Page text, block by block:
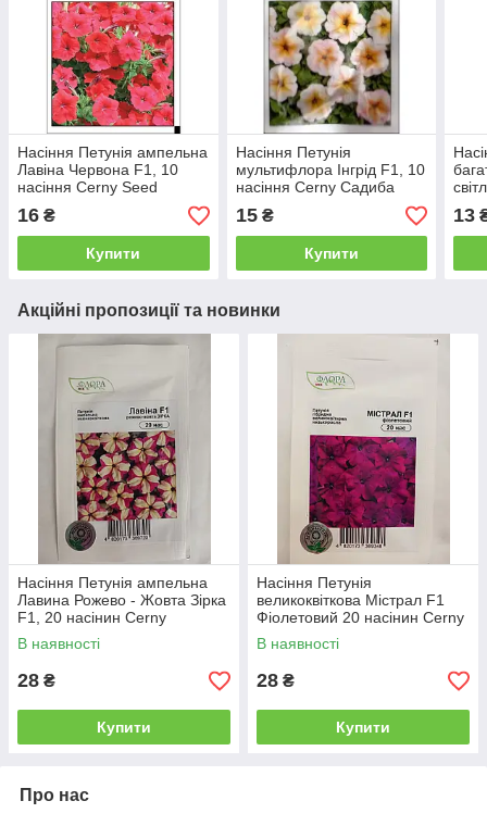
Насіння Петунія ампельна
Лавіна Червона F1, 10
насіння Cerny Seed
Садиба Центр
16 ₴
Купити
Насіння Петунія
мультифлора Інгрід F1, 10
насіння Cerny Садиба
Центр
15₴
Купити
13
Акційні пропозиції та новинки
Насіння Петунія ампельна
Лавина Рожево - Жовта Зірка
F1, 20 насінин Cerny
В наявності
28 ₴
Купити
Насіння Петунія
великоквіткова Містрал F1
Фіолетовий 20 насінин Cerny
В наявності
28 ₴
Купити
Про нас